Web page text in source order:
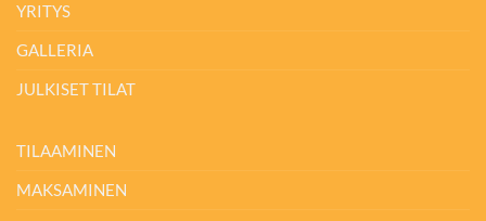
YRITYS
GALLERIA
JULKISET TILAT
TILAAMINEN
MAKSAMINEN